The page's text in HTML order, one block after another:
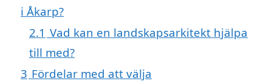
i Åkarp?
2.1 Vad kan en landskapsarkitekt hjälpa
till med?
3 Fördelar med att välja